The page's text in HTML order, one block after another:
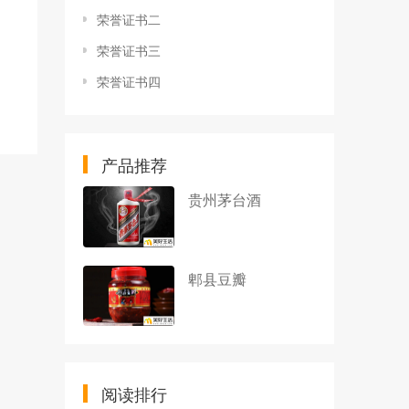
荣誉证书二
荣誉证书三
荣誉证书四
产品推荐
贵州茅台酒
郫县豆瓣
阅读排行